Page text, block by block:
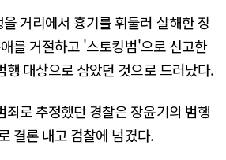
거리에서 흉기를 휘둘러 살해한 장
를 거절하고 '스토킹범'으로 신고한
행 대상으로 삼았던 것으로 드러났다.
죄로 추정했던 경찰은 장윤기의 범행
결론 내고 검찰에 넘겼다.